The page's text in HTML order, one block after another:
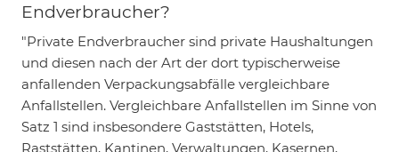
Endverbraucher?
"Private Endverbraucher sind private Haushaltungen
und diesen nach der Art der dort typischerweise
anfallenden Verpackungsabfälle vergleichbare
Anfallstellen. Vergleichbare Anfallstellen im Sinne von
Satz 1 sind insbesondere Gaststätten, Hotels,
Raststätten, Kantinen, Verwaltungen, Kasernen,